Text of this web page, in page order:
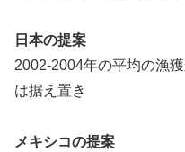
日本の提案
2002-2004年の平均の漁
は据え置き
メキシコの提案